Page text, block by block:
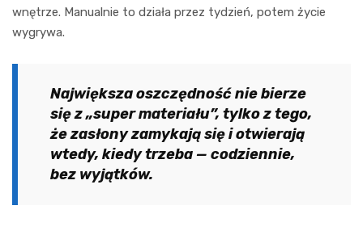
wnętrze. Manualnie to działa przez tydzień, potem życie
wygrywa.
Największa oszczędność nie bierze
się z „super materiału”, tylko z tego,
że zasłony zamykają się i otwierają
wtedy, kiedy trzeba — codziennie,
bez wyjątków.